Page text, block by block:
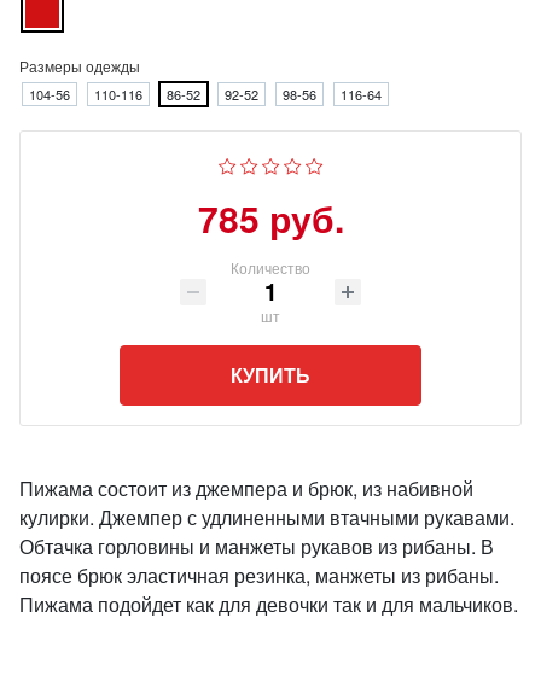
Размеры одежды
104-56 110-116 86-52 92-52 98-56 116-64
785 руб.
Количество
шт
КУПИТЬ
Пижама состоит из джемпера и брюк, из набивной
кулирки. Джемпер с удлиненными втачными рукавами.
Обтачка горловины и манжеты рукавов из рибаны. В
поясе брюк эластичная резинка, манжеты из рибаны.
Пижама подойдет как для девочки так и для мальчиков.